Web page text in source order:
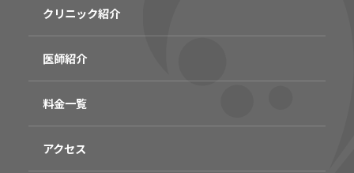
クリニック紹介
医師紹介
料金一覧
アクセス